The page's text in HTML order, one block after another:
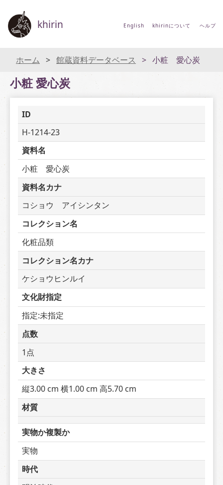
khirin English khirinについて ヘルプ
ホーム 館蔵資料データベース 小粧 愛心炭
小粧 愛心炭
ID
H-1214-23
資料名
小粧　愛心炭
資料名カナ
コショウ　アイシンタン
コレクション名
化粧品類
コレクション名カナ
ケショウヒンルイ
文化財指定
指定:未指定
点数
1点
大きさ
縦3.00 cm 横1.00 cm 高5.70 cm
材質
実物か複製か
実物
時代